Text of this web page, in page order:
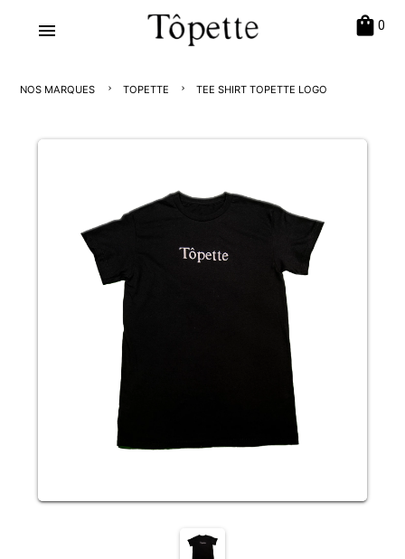
menu shopping_bag 0
NOS MARQUES TOPETTE TEE SHIRT TOPETTE LOGO